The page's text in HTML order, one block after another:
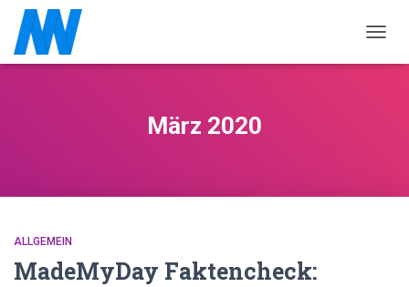
März 2020
ALLGEMEIN
MadeMyDay Faktencheck: